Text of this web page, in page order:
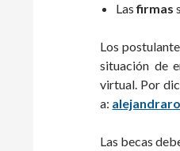
Lasfirmas
Los
situación de
virtual. Por
a:
Las becas